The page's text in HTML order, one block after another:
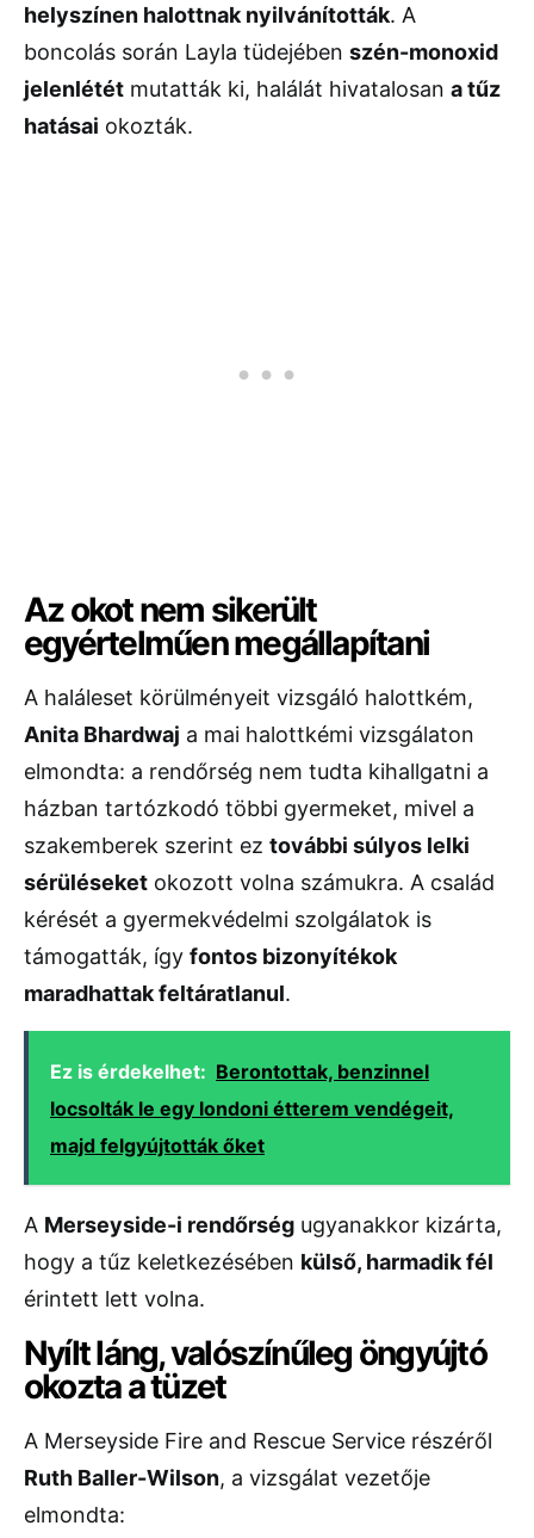
helyszínen halottnak nyilvánították. A
boncolás során Layla tüdejében szén-monoxid
jelenlétét mutatták ki, halálát hivatalosan a tűz
hatásai okozták.
Az okot nem sikerült
egyértelműen megállapítani
A haláleset körülményeit vizsgáló halottkém,
Anita Bhardwaj a mai halottkémi vizsgálaton
elmondta: a rendőrség nem tudta kihallgatni a
házban tartózkodó többi gyermeket, mivel a
szakemberek szerint ez további súlyos lelki
sérüléseket okozott volna számukra. A család
kérését a gyermekvédelmi szolgálatok is
támogatták, így fontos bizonyítékok
maradhattak feltáratlanul.
Ez is érdekelhet: Berontottak, benzinnel
locsolták le egy londoni étterem vendégeit,
majd felgyújtották őket
A Merseyside-i rendőrség ugyanakkor kizárta,
hogy a tűz keletkezésében külső, harmadik fél
érintett lett volna.
Nyílt láng, valószínűleg öngyújtó
okozta a tüzet
A Merseyside Fire and Rescue Service részéről
Ruth Baller-Wilson, a vizsgálat vezetője
elmondta: